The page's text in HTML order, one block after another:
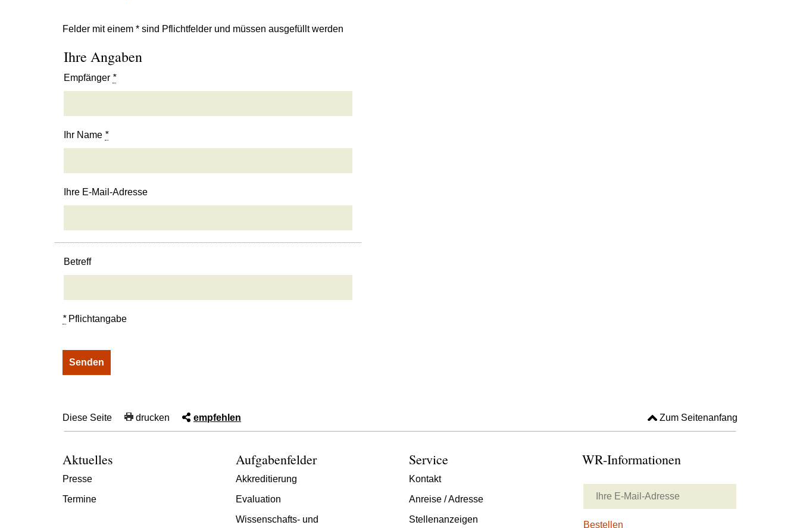
Felder mit einem * sind Pflichtfelder und müssen ausgefüllt werden
Ihre Angaben
Empfänger *
Ihr Name *
Ihre E-Mail-Adresse
Betreff
*Pflichtangabe
Diese Seite drucken empfehlen Zum Seitenanfang
Aktuelles
Presse
Termine
Aufgabenfelder
Akkreditierung
Evaluation
Wissenschafts- und
Service
Kontakt
Anreise / Adresse
Stellenanzeigen
WR-Informationen